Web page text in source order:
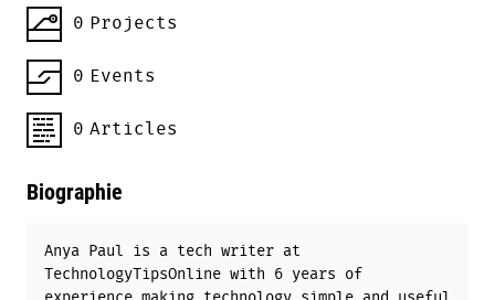
0 Projects
0 Events
0 Articles
Biographie
Anya Paul is a tech writer at
TechnologyTipsOnline with 6 years of